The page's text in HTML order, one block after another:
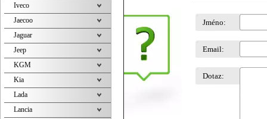
Jméno:
Email:
Dotaz:
Iveco
Jaecoo
Jaguar
Jeep
KGM
Kia
Lada
Lancia